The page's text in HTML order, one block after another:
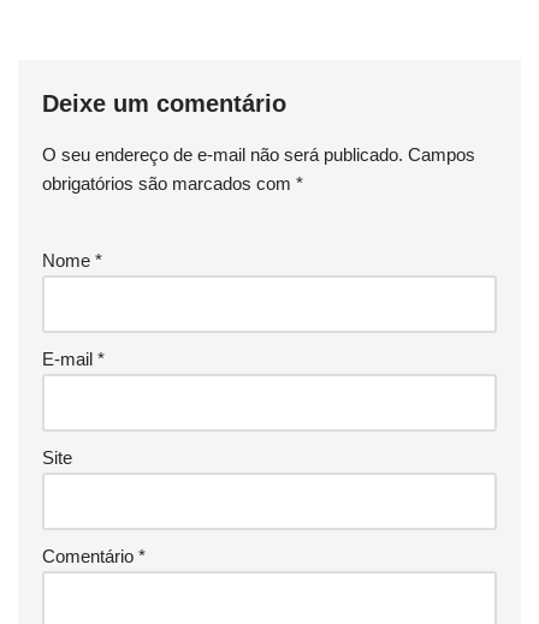
Deixe um comentário
O seu endereço de e-mail não será publicado. Campos
obrigatórios são marcados com *
Nome *
E-mail *
Site
Comentário *